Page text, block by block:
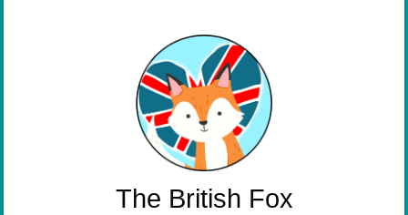
The British Fox